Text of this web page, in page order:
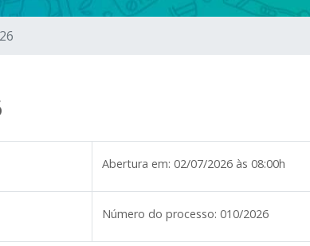
Abertura em: 02/07/2026 às 08:00h
Número do processo: 010/2026